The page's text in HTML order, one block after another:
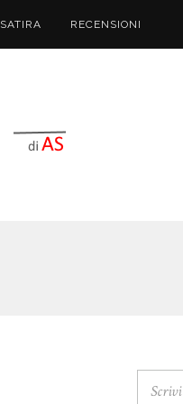
SATIRA RECENSIONI